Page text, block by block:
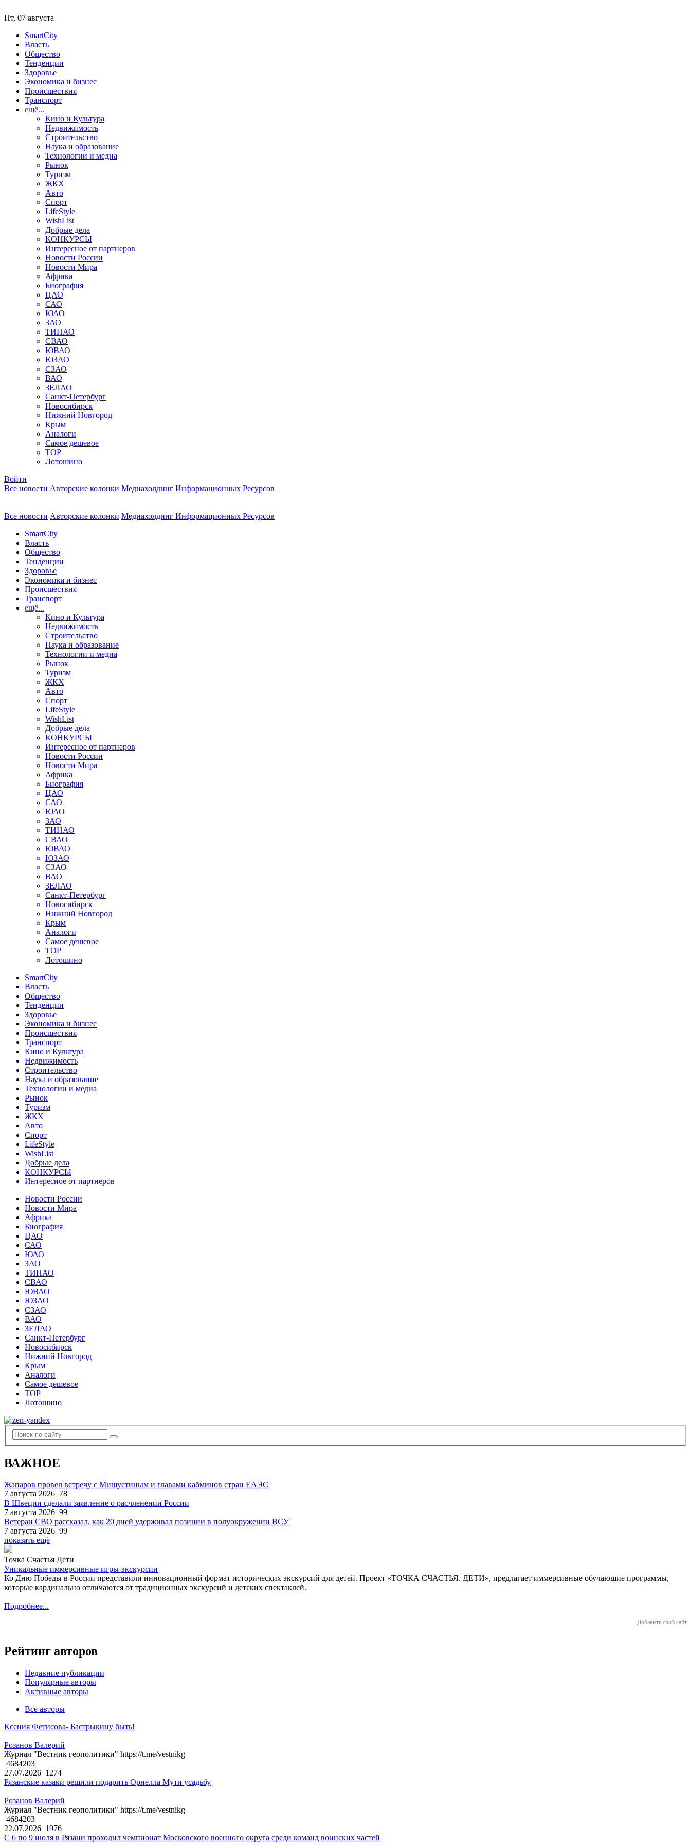
Пт, 07 августа
SmartCity
Власть
Общество
Тенденции
Здоровье
Экономика и бизнес
Происшествия
Транспорт
ещё...
Кино и Культура
Недвижимость
Строительство
Наука и образование
Технологии и медиа
Рынок
Туризм
ЖКХ
Авто
Спорт
LifeStyle
WishList
Добрые дела
КОНКУРСЫ
Интересное от партнеров
Новости России
Новости Мира
Африка
Биография
ЦАО
САО
ЮАО
ЗАО
ТИНАО
СВАО
ЮВАО
ЮЗАО
СЗАО
ВАО
ЗЕЛАО
Санкт-Петербург
Новосибирск
Нижний Новгород
Крым
Аналоги
Самое дешевое
TOP
Лотошино
Войти
Все новости Авторские колонки Медиахолдинг Информационных Ресурсов
Все новости Авторские колонки Медиахолдинг Информационных Ресурсов
SmartCity
Власть
Общество
Тенденции
Здоровье
Экономика и бизнес
Происшествия
Транспорт
ещё...
Кино и Культура
Недвижимость
Строительство
Наука и образование
Технологии и медиа
Рынок
Туризм
ЖКХ
Авто
Спорт
LifeStyle
WishList
Добрые дела
КОНКУРСЫ
Интересное от партнеров
Новости России
Новости Мира
Африка
Биография
ЦАО
САО
ЮАО
ЗАО
ТИНАО
СВАО
ЮВАО
ЮЗАО
СЗАО
ВАО
ЗЕЛАО
Санкт-Петербург
Новосибирск
Нижний Новгород
Крым
Аналоги
Самое дешевое
TOP
Лотошино
SmartCity
Власть
Общество
Тенденции
Здоровье
Экономика и бизнес
Происшествия
Транспорт
Кино и Культура
Недвижимость
Строительство
Наука и образование
Технологии и медиа
Рынок
Туризм
ЖКХ
Авто
Спорт
LifeStyle
WishList
Добрые дела
КОНКУРСЫ
Интересное от партнеров
Новости России
Новости Мира
Африка
Биография
ЦАО
САО
ЮАО
ЗАО
ТИНАО
СВАО
ЮВАО
ЮЗАО
СЗАО
ВАО
ЗЕЛАО
Санкт-Петербург
Новосибирск
Нижний Новгород
Крым
Аналоги
Самое дешевое
TOP
Лотошино
ВАЖНОЕ
Жапаров провел встречу с Мишустиным и главами кабминов стран ЕАЭС
7 августа 2026 78
В Швеции сделали заявление о расчленении России
7 августа 2026 99
Ветеран СВО рассказал, как 20 дней удерживал позиции в полуокружении ВСУ
7 августа 2026 99
показать ещё
Точка Счастья Дети
Уникальные иммерсивные игры-экскурсии
Ко Дню Победы в России представили инновационный формат исторических экскурсий для детей. Проект «ТОЧКА СЧАСТЬЯ. ДЕТИ», предлагает иммерсивные обучающие программы,
которые кардинально отличаются от традиционных экскурсий и детских спектаклей.
Подробнее...
Добавить свой сайт
Рейтинг авторов
Недавние публикации
Популярные авторы
Активные авторы
Все авторы
Ксения Фетисова- Бастрыкину быть!
Розанов Валерий
Журнал "Вестник геополитики" https://t.me/vestnikg
4684203
27.07.2026 1274
Рязанские казаки решили подарить Орнелла Мути усадьбу
Розанов Валерий
Журнал "Вестник геополитики" https://t.me/vestnikg
4684203
22.07.2026 1976
С 6 по 9 июля в Рязани проходил чемпионат Московского военного округа среди команд воинских частей